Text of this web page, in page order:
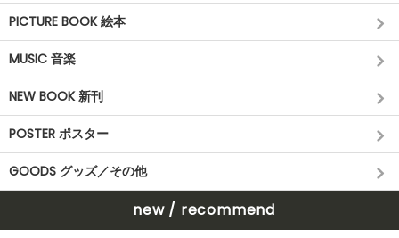
PICTURE BOOK 絵本
MUSIC 音楽
NEW BOOK 新刊
POSTER ポスター
GOODS グッズ／その他
new / recommend